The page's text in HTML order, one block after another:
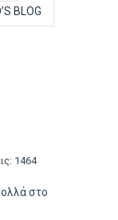
BLOG
1464
στο